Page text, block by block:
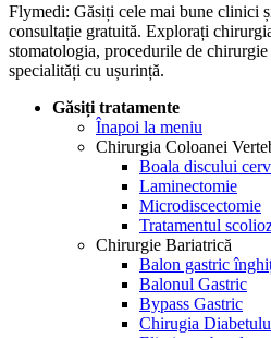
Flymedi: Găsiți cele mai bune clinici
consultație gratuită. Explorați
stomatologia, procedurile de
specialități cu ușurință.
Găsiți tratamente
Înapoi la meniu
Chirurgia Coloanei
Boala discului
Laminectomie
Microdiscectomie
Tratamentul
Chirurgie Bariatrică
Balon gastric
Balonul Gastric
Bypass Gastric
Chirugia